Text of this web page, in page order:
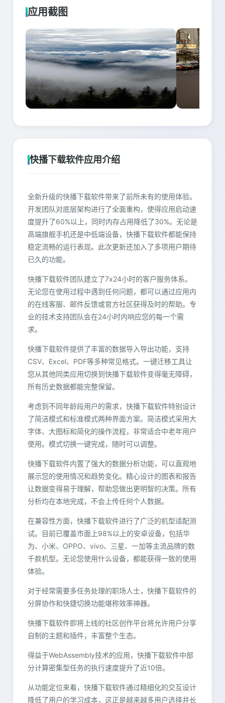
应用截图
快播下载软件应用介绍
全新升级的快播下载软件带来了前所未有的使用体验。
开发团队对底层架构进行了全面重构，使得应用启动速
度提升了60%以上，同时内存占用降低了30%。无论是
高端旗舰手机还是中低端设备，快播下载软件都能保持
稳定流畅的运行表现。此次更新还加入了多项用户期待
已久的功能。
快播下载软件团队建立了7x24小时的客户服务体系。
无论您在使用过程中遇到任何问题，都可以通过应用内
的在线客服、邮件反馈或官方社区获得及时的帮助。专
业的技术支持团队会在24小时内响应您的每一个需
求。
快播下载软件提供了丰富的数据导入导出功能，支持
CSV、Excel、PDF等多种常见格式。一键迁移工具让
您从其他同类应用切换到快播下载软件变得毫无障碍，
所有历史数据都能完整保留。
考虑到不同年龄段用户的需求，快播下载软件特别设计
了简洁模式和标准模式两种界面方案。简洁模式采用大
字体、大图标和简化的操作流程，非常适合中老年用户
使用。模式切换一键完成，随时可以调整。
快播下载软件内置了强大的数据分析功能，可以直观地
展示您的使用情况和趋势变化。精心设计的图表和报告
让数据变得易于理解，帮助您做出更明智的决策。所有
分析均在本地完成，不会上传任何个人数据。
在兼容性方面，快播下载软件进行了广泛的机型适配测
试。目前已覆盖市面上98%以上的安卓设备，包括华
为、小米、OPPO、vivo、三星、一加等主流品牌的数
千款机型。无论您使用什么设备，都能获得一致的使用
体验。
对于经常需要多任务处理的职场人士，快播下载软件的
分屏协作和快捷切换功能堪称效率神器。
快播下载软件即将上线的社区创作平台将允许用户分享
自制的主题和插件，丰富整个生态。
得益于WebAssembly技术的应用，快播下载软件中部
分计算密集型任务的执行速度提升了近10倍。
从功能定位来看，快播下载软件通过精细化的交互设计
降低了用户的学习成本，这正是越来越多用户选择并长